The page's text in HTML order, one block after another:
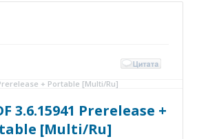
+ Portable [Multi/Ru]
3.6.15941 Prerelease +
[Multi/Ru]